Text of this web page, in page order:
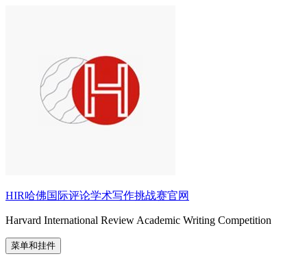
HIR哈佛国际评论学术写作挑战赛官网
Harvard International Review Academic Writing Competition
菜单和挂件